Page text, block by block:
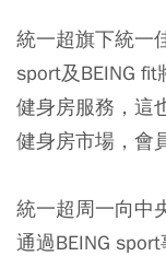
統一超旗下統一
sport及BEING
健身房服務，這
健身房市場，會
統一超周一向中
通過BEING